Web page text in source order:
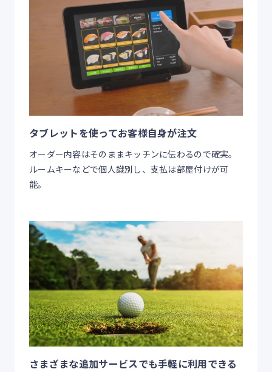
タブレットを使ってお客様自身が注文
オーダー内容はそのままキッチンに伝わるので確実。
ルームキーなどで個人識別し、支払は部屋付けが可
能。
さまざまな追加サービスでも手軽に利用できる